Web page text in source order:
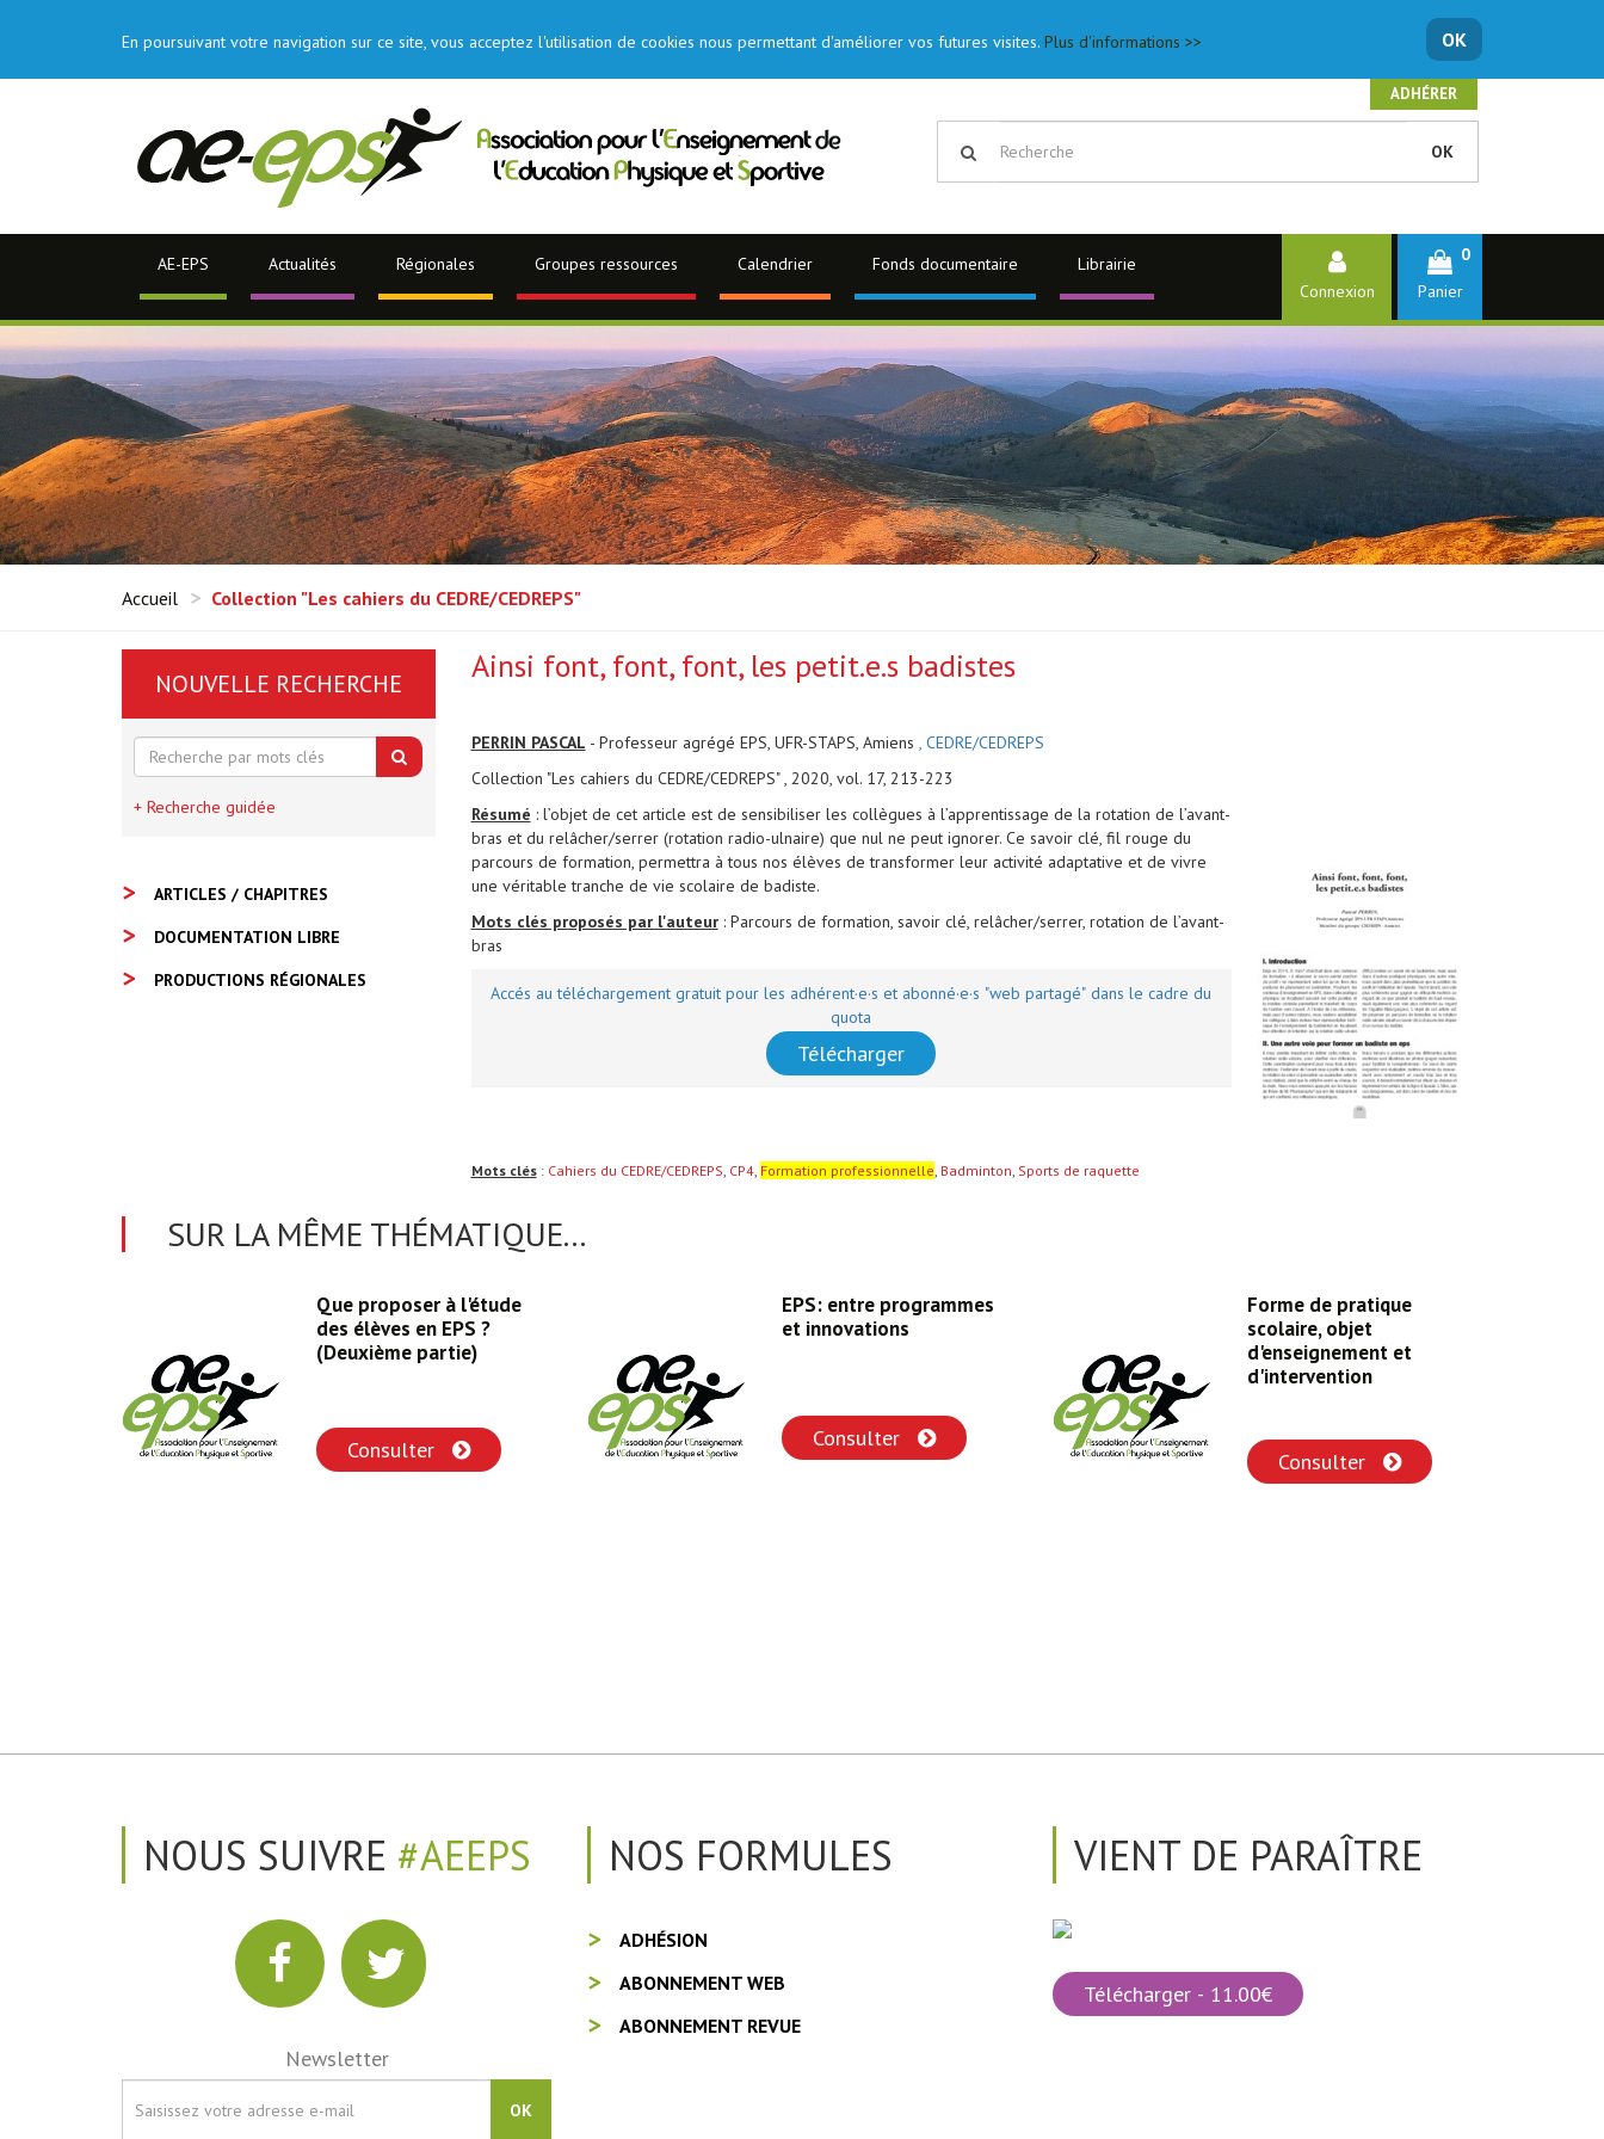
En poursuivant votre navigation sur ce site, vous acceptez l'utilisation de cookies nous permettant d'améliorer vos futures visites. Plus d'informations >> OK
ADHÉRER
OK
AE-EPS Actualités Régionales Groupes ressources Calendrier Fonds documentaire
Librairie
Connexion
0
Panier
Accueil Collection "Les cahiers du CEDRE/CEDREPS"
Ainsi font, font, font, les petit.e.s badistes
PERRIN PASCAL - Professeur agrégé EPS, UFR-STAPS, Amiens , CEDRE/CEDREPS
Collection "Les cahiers du CEDRE/CEDREPS" , 2020, vol. 17, 213-223
Résumé : l’objet de cet article est de sensibiliser les collègues à l’apprentissage de la rotation de l’avant-
bras et du relâcher/serrer (rotation radio-ulnaire) que nul ne peut ignorer. Ce savoir clé, fil rouge du
parcours de formation, permettra à tous nos élèves de transformer leur activité adaptative et de vivre
une véritable tranche de vie scolaire de badiste.
Mots clés proposés par l'auteur: Parcours de formation, savoir clé, relâcher/serrer, rotation de l’avant-
bras
Accés au téléchargement gratuit pour les adhérent·e·s et abonné·e·s "web partagé" dans le cadre du
quota
Télécharger
Mots clés: Cahiers du CEDRE/CEDREPS, CP4, Formation professionnelle, Badminton, Sports de raquette
NOUVELLE RECHERCHE
+ Recherche guidée
ARTICLES / CHAPITRES
DOCUMENTATION LIBRE
PRODUCTIONS RÉGIONALES
SUR LA MÊME THÉMATIQUE...
Que proposer à l'étude
des élèves en EPS ?
(Deuxième partie)
Consulter
EPS: entre programmes
et innovations
Consulter
Forme de pratique
scolaire, objet
d'enseignement et
d'intervention
Consulter
NOUS SUIVRE #AEEPS
Newsletter
OK
NOS FORMULES
ADHÉSION
ABONNEMENT WEB
ABONNEMENT REVUE
VIENT DE PARAÎTRE
Télécharger - 11.00€